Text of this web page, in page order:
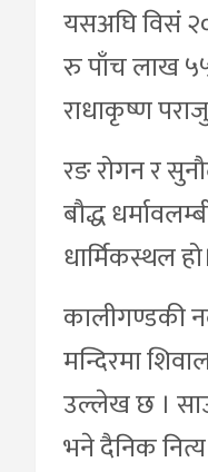
यसअघि विसं
रु पाँच लाख ५५
राधाकृष्ण
रङ रोगन र
बौद्ध
धार्मिकस्थल हो।
कालीगण्डकी
मन्दिरमा
उल्लेख छ ।
भने दैनिक